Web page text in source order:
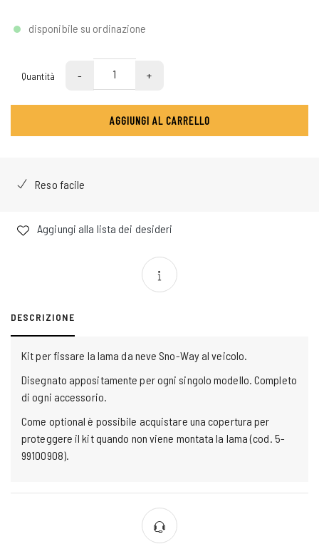
disponibile su ordinazione
Quantità - +
AGGIUNGI AL CARRELLO
Reso facile
Aggiungi alla lista dei desideri
DESCRIZIONE
Kit per fissare la lama da neve Sno-Way al veicolo.
Disegnato appositamente per ogni singolo modello. Completo
di ogni accessorio.
Come optional è possibile acquistare una copertura per
proteggere il kit quando non viene montata la lama (cod. 5-
99100908).